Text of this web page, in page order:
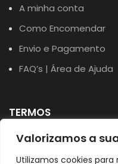
Valorizamos a
Utilizamos cookies
A minha conta
Como Encomendar
Envio e Pagamento
FAQ’s | Área de Ajuda
TERMOS
Política de
Política de Cookies